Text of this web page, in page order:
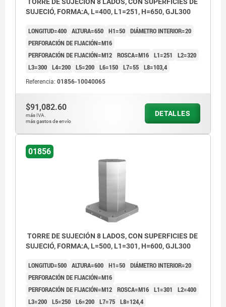
SUJECIÓ, FORMA:A, L=400, L1=251, H=650, GJL300
LONGITUD=400 ALTURA=650 H1=50 DIÁMETRO INTERIOR=20
PERFORACIÓN DE FIJACIÓN=M16
PERFORACIÓN DE FIJACIÓN=M12 ROSCA=M16 L1=251
L2=320
L3=300 L4=200 L5=200 L6=150 L7=55 L8=103,4
Referencia: 01856-10040065
$91,082.60
más IVA.
más gastos de envío
DETALLES
01856
TORRE DE SUJECIÓN 8 LADOS, CON SUPERFICIES DE
SUJECIÓ, FORMA:A, L=500, L1=301, H=600, GJL300
LONGITUD=500 ALTURA=600 H1=50 DIÁMETRO INTERIOR=20
PERFORACIÓN DE FIJACIÓN=M16
PERFORACIÓN DE FIJACIÓN=M12 ROSCA=M16 L1=301
L2=400
L3=200 L5=250 L6=200 L7=75 L8=124,4